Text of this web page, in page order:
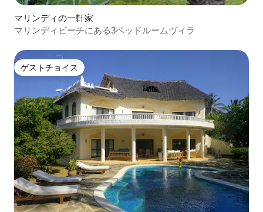
マリンディの一軒家
マリンディビーチにある3ベッドルームヴィラ
ゲストチョイス
ゲストチョイス